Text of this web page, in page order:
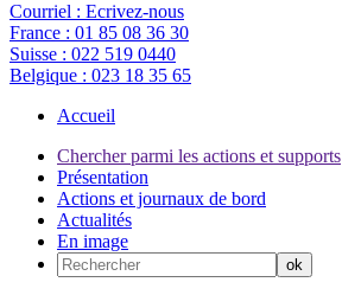
Courriel : Ecrivez-nous
France : 01 85 08 36 30
Suisse : 022 519 0440
Belgique : 023 18 35 65
Accueil
Chercher parmi les actions et supports
Présentation
Actions et journaux de bord
Actualités
En image